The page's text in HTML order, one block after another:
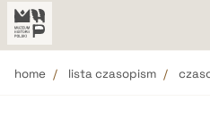
home lista czasopism